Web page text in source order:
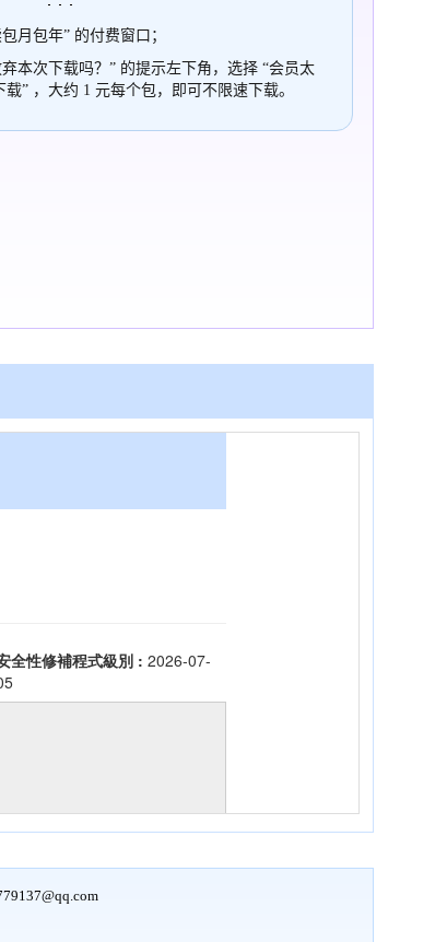
月包年” 的付费窗口；
本次下载吗？” 的提示左下角，选择 “会员太
载” ，大约 1 元每个包，即可不限速下载。